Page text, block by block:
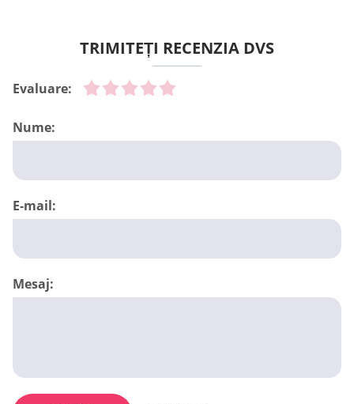
TRIMITEȚI RECENZIA DVS
Evaluare:
Nume:
E-mail:
Mesaj: